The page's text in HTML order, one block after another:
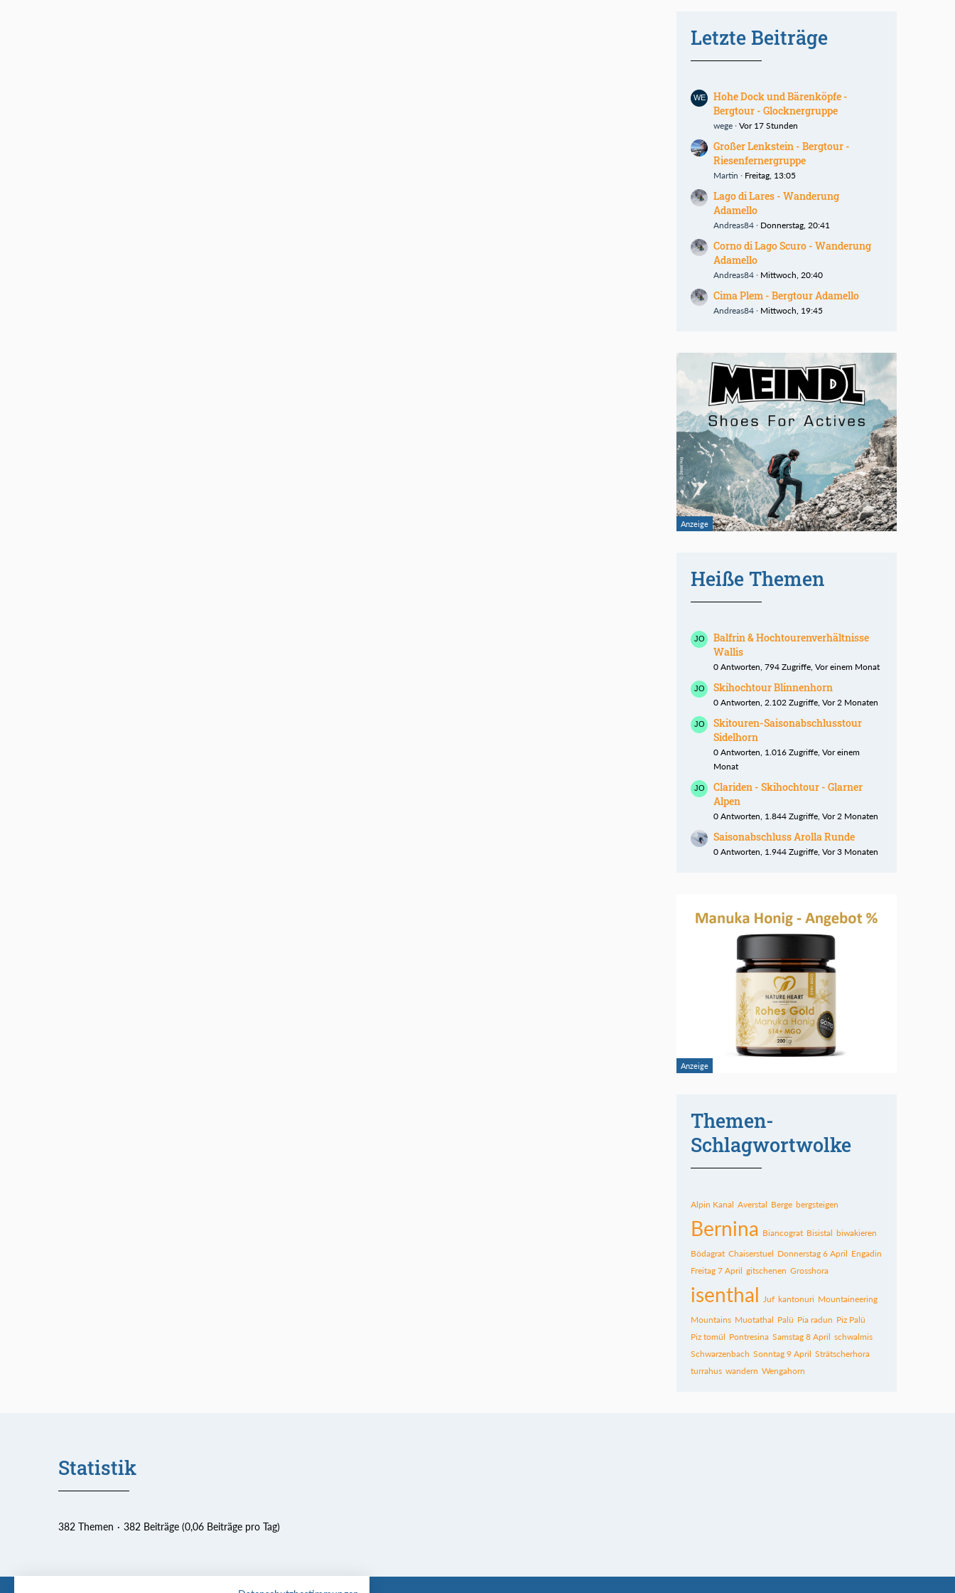
Letzte Beiträge
Hohe Dock und Bärenköpfe -
Bergtour - Glocknergruppe
wege Vor 17 Stunden
Großer Lenkstein - Bergtour -
Riesenfernergruppe
Martin Freitag, 13:05
Lago di Lares - Wanderung
Adamello
Andreas84 Donnerstag, 20:41
Corno di Lago Scuro - Wanderung
Adamello
Andreas84 Mittwoch, 20:40
Cima Plem - Bergtour Adamello
Andreas84 Mittwoch, 19:45
Heiße Themen
Balfrin & Hochtourenverhältnisse
Wallis
0 Antworten, 794 Zugriffe, Vor einem Monat
Skihochtour Blinnenhorn
0 Antworten, 2.102 Zugriffe, Vor 2 Monaten
Skitouren-Saisonabschlusstour
Sidelhorn
0 Antworten, 1.016 Zugriffe, Vor einem
Monat
Clariden - Skihochtour - Glarner
Alpen
0 Antworten, 1.844 Zugriffe, Vor 2 Monaten
Saisonabschluss Arolla Runde
0 Antworten, 1.944 Zugriffe, Vor 3 Monaten
Themen-
Schlagwortwolke
Alpin Kanal Averstal Berge bergsteigen
Bernina Biancograt Bisistal biwakieren
Bödagrat Chaiserstuel Donnerstag 6 April Engadin
Freitag 7 April gitschenen Grosshora
isenthal Juf kantonuri Mountaineering
Mountains Muotathal Palü Pia radun Piz Palü
Piz tomül Pontresina Samstag 8 April schwalmis
Schwarzenbach Sonntag 9 April Strätscherhora
turrahus wandern Wengahorn
Statistik
382 Themen 382 Beiträge (0,06 Beiträge pro Tag)